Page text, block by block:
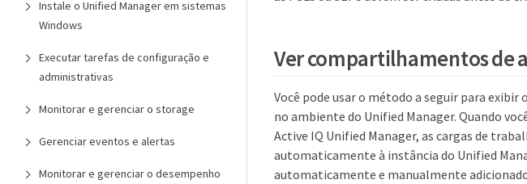
Instale o Unified Manager em sistemas
Windows
Executar tarefas de configuração e
administrativas
Monitorar e gerenciar o storage
Gerenciar eventos e alertas
Monitorar e gerenciar o desempenho
Ver compartilhamentos de
Você pode usar o método a seguir para
no ambiente do Unified Manager. Quando
Active IQ Unified Manager, as cargas de
automaticamente à instância do Unified
automaticamente e manualmente